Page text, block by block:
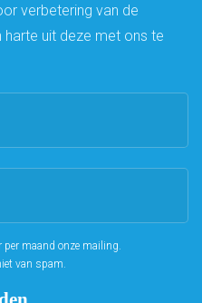
verbetering van de
harte uit deze met ons te
per maand onze mailing.
van spam.